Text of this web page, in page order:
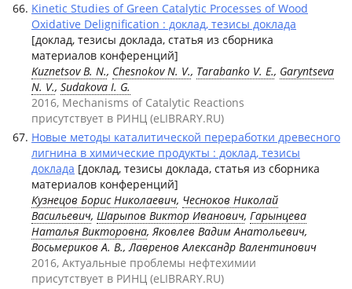
Kinetic Studies of Green Catalytic Processes of Wood
Oxidative Delignification : доклад, тезисы доклада
[доклад, тезисы доклада, статья из сборника
материалов конференций]
Kuznetsov B. N., Chesnokov N. V., Tarabanko V. E., Garyntseva
N. V., Sudakova I. G.
2016, Mechanisms of Catalytic Reactions
присутствует в РИНЦ (eLIBRARY.RU)
Новые методы каталитической переработки древесного
лигнина в химические продукты : доклад, тезисы
доклада [доклад, тезисы доклада, статья из сборника
материалов конференций]
Кузнецов Борис Николаевич, Чесноков Николай
Васильевич, Шарыпов Виктор Иванович, Гарынцева
Наталья Викторовна, Яковлев Вадим Анатольевич,
Восьмериков А. В., Лавренов Александр Валентинович
2016, Актуальные проблемы нефтехимии
присутствует в РИНЦ (eLIBRARY.RU)